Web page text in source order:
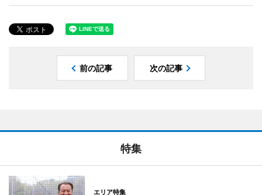
前の記事 次の記事
特集
エリア特集